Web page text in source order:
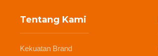
Tentang Kami
Kekuatan Brand